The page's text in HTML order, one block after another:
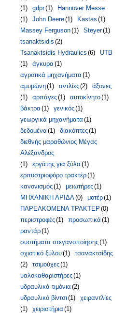
(1)
gdpr(1)
Hannover Messe
(1)
John Deere(1) Kastas (1)
Massey Ferguson(1) Steyer(1)
tsanaktsidis (2)
Tsanaktsidis Hydraulics (6)
UTB
(1)
άγκυρα (1)
αγροτικά μηχανήματα (1)
αμυμώνη(1) αντλίες(2)
άξονες
(1)
αρπάγες(1) αυτοκίνητο(1)
βάκτρα (1) γενικός(1)
γεωργικά μηχανήματα (1)
δεδομένα (1) διακόπτες(1)
διεθνής μαραθώνιος Μέγας
Αλέξανδρος
(1)
εργάτης για ξύλα (1)
ερπυστριοφόρο τρακτέρ(1)
κανονισμός(1) μειωτήρες(1)
ΜΗΧΑΝΙΚΗ ΑΡΙΔΑ(0) μοτέρ(1)
ΠΑΡΕΛΚΟΜΕΝΑ ΤΡΑΚΤΕΡ (0)
περιστροφές(1) προσωπικά (1)
ραντάρ(1)
συστήματα στεγανοποίησης(1)
σχιστικό ξύλου(1)
τσανακτσίδης
(2)
τσιμούχες(1)
υαλοκαθαριστήρες(1)
υδραυλικά τιμόνια (2)
υδραυλικό βίντσι(1)
χειραντλίες
(1)
χειριστήρια (1)